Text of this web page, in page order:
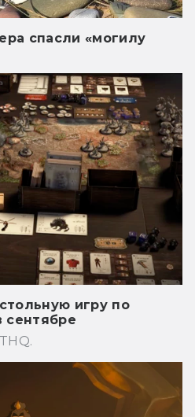
спасли «могилу
игру по
сентябре